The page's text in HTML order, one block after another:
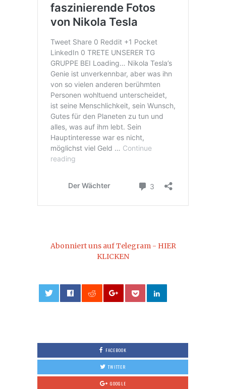
Abonniert uns auf Telegram - HIER
KLICKEN
FACEBOOK
TWITTER
GOOGLE